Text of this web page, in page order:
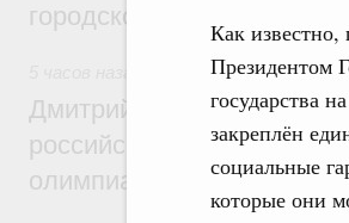
Как
Президентом
государства
закреплён
социальные
которые они
городской среды
Отрасль
Дмитрий Чернышенко и
российскую сборную с
олимпиаде по